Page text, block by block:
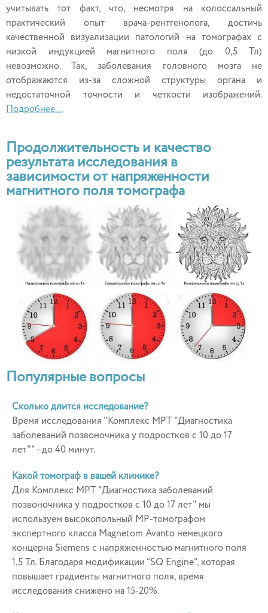
учитывать тот факт, что, несмотря на колоссальный
практический опыт врача-рентгенолога, достичь
качественной визуализации патологий на томографах с
низкой индукцией магнитного поля (до 0,5 Тл)
невозможно. Так, заболевания головного мозга не
отображаются из-за сложной структуры органа и
недостаточной точности и четкости изображений.
Подробнее...
Продолжительность и качество
результата исследования в
зависимости от напряженности
магнитного поля томографа
Популярные вопросы
Сколько длится исследование?
Время исследования "Комплекс МРТ "Диагностика
заболеваний позвоночника у подростков с 10 до 17
лет"" - до 40 минут.
Какой томограф в вашей клинике?
Для Комплекс МРТ "Диагностика заболеваний
позвоночника у подростков с 10 до 17 лет" мы
используем высокопольный МР-томографом
экспертного класса Magnetom Avanto немецкого
концерна Siemens с напряженностью магнитного поля
1,5 Тл. Благодаря модификации “SQ Engine”, которая
повышает градиенты магнитного поля, время
исследования снижено на 15-20%.